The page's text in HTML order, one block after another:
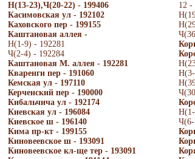
Н(13-23),Ч(20-22) - 199406
12 -
Касимовская ул - 192102
Каховского пер - 199155
Каштановая аллея -
Н(1-9) - 192281
Ч(2-4) - 192284
Каштановая М. аллея - 192281
Кваренги пер - 191060
Н(3-
Кемская ул - 197110
Керченский пер - 190000
Кибальчича ул - 192174
Киевская ул - 196084
Киевское ш - 196140
Ч(6-
Кима пр-кт - 199155
Киновеевское ш - 193091
Киновеевское кл-ще тер - 193091